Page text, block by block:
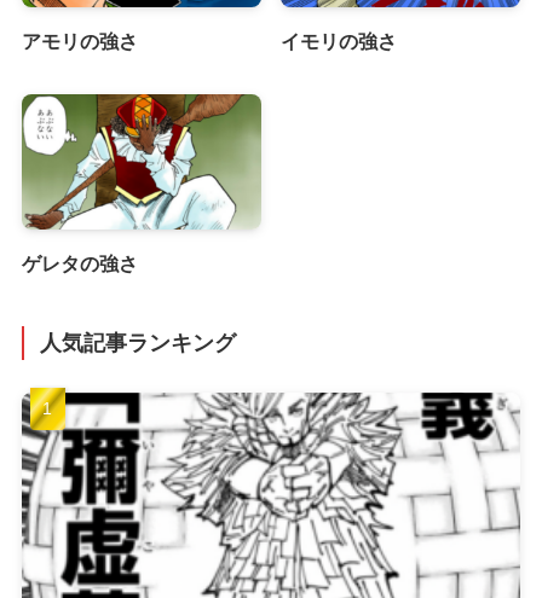
アモリの強さ イモリの強さ
ゲレタの強さ
人気記事ランキング